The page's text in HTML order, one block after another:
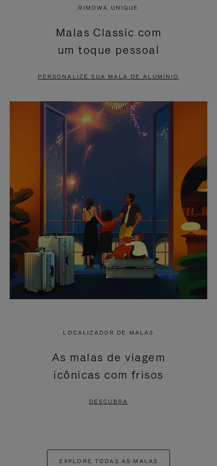
PAUSADO,
PRESSIONE
PARA
LO
SOM.
POR
FAVOR,
PARA
ATIVÁ-
LO
RIMOWA UNIQUE
Malas Classic com
um toque pessoal
PERSONALIZE SUA MALA DE ALUMÍNIO
LOCALIZADOR DE MALAS
As malas de viagem
icônicas com frisos
DESCUBRA
EXPLORE TODAS AS MALAS